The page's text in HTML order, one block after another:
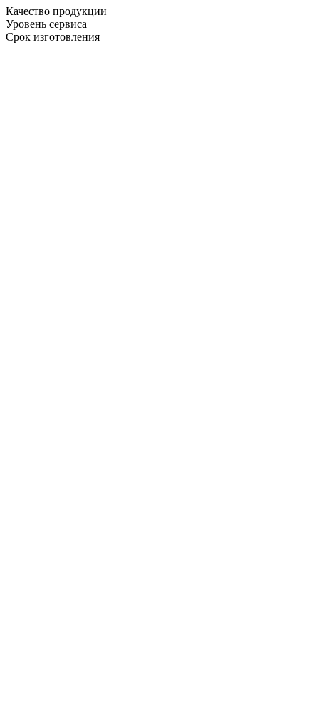
Качество продукции
Уровень сервиса
Срок изготовления